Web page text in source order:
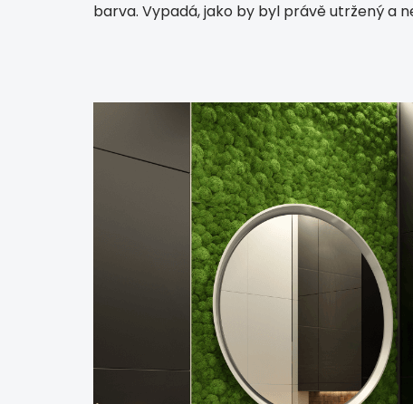
barva. Vypadá, jako by byl právě utržený a